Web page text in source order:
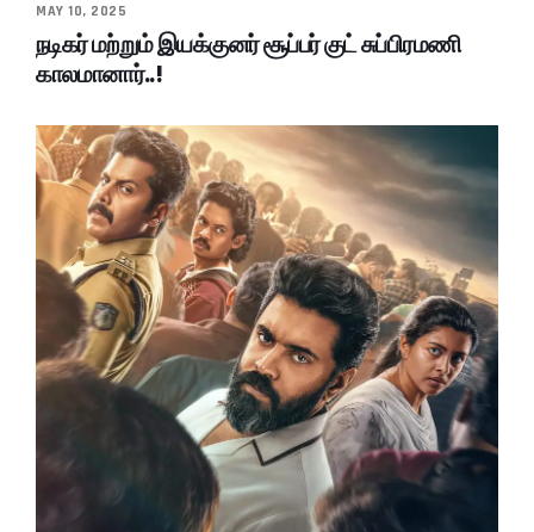
MAY 10, 2025
நடிகர் மற்றும் இயக்குனர் சூப்பர் குட் சுப்பிரமணி
காலமானார்..!